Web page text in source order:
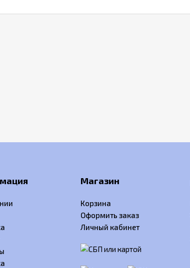
Магазин
Корзина
Оформить заказ
Личный кабинет